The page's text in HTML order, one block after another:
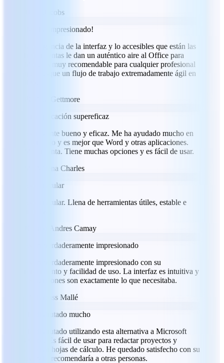
Jeff Jacobs
¡Me ha impresionado!
La elegancia de la interfaz y lo accesibles que están las
herramientas le dan un auténtico aire al Office para
Mac. Es muy recomendable para cualquier profesional
que busque un flujo de trabajo extremadamente ágil en
Paul Gettmore
Una aplicación supereficaz
Es bastante bueno y eficaz. Me ha ayudado mucho en
mi trabajo y es mejor que Word y otras aplicaciones.
Me encanta. Tiene muchas opciones y es fácil de usar.
Milena Charles
Espectacular
Espectacular. Llena de herramientas útiles, estable e
Julio Andres Camay
Estoy verdaderamente impresionado
Estoy verdaderamente impresionado con su
rendimiento y facilidad de uso. La interfaz es intuitiva y
las funciones son exactamente lo que necesitaba.
Labass Mallé
He disfrutado mucho
He disfrutado utilizando esta alternativa a Microsoft
Office. Es fácil de usar para redactar proyectos y
elaborar hojas de cálculo. He quedado satisfecho con su
uso y lo recomendaría a otras personas.